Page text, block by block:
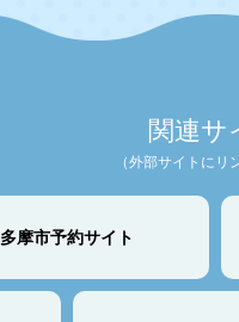
関連サ
（外部サイトにリ
多摩市予約サイト